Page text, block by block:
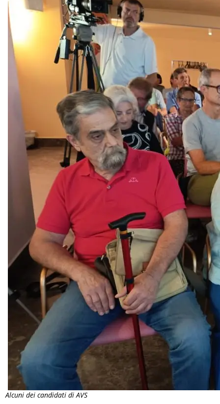
Alcuni dei candidati di AVS